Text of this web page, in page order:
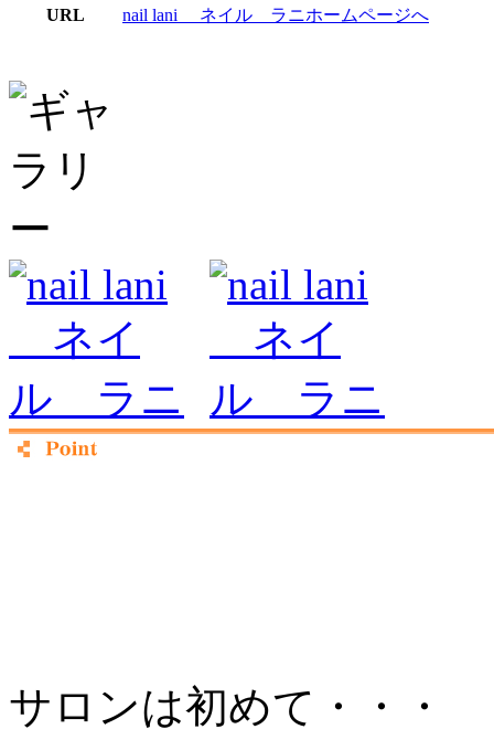
URL
nail lani ネイル ラニホームページへ
サロンは初めて・・・